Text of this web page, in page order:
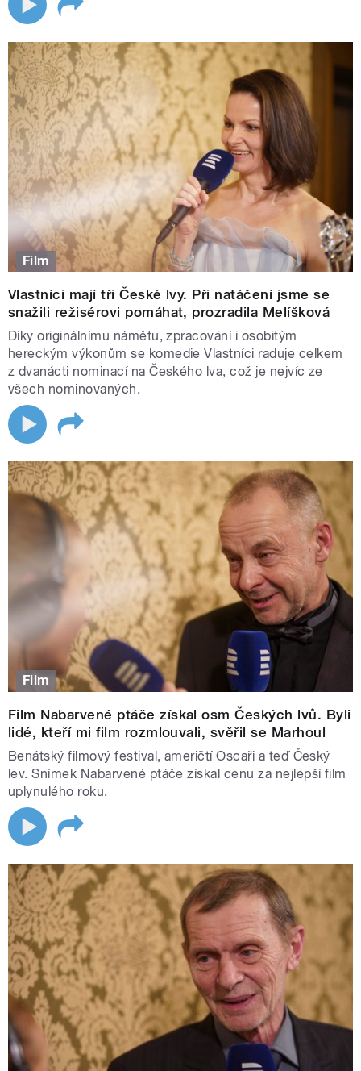
Film
Vlastníci mají tři České lvy. Při natáčení jsme se
snažili režisérovi pomáhat, prozradila Melíšková
Díky originálnímu námětu, zpracování i osobitým
hereckým výkonům se komedie Vlastníci raduje celkem
z dvanácti nominací na Českého lva, což je nejvíc ze
všech nominovaných.
Film
Film Nabarvené ptáče získal osm Českých lvů. Byli
lidé, kteří mi film rozmlouvali, svěřil se Marhoul
Benátský filmový festival, američtí Oscaři a teď Český
lev. Snímek Nabarvené ptáče získal cenu za nejlepší film
uplynulého roku.